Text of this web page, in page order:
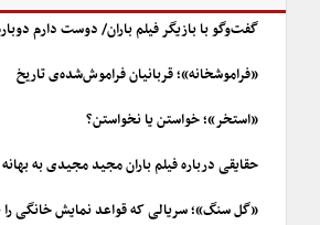
گفت‌وگو با بازیگر فیلم باران/ دوست دارم
«فراموشخانه»؛ قربانیان فراموش‌شده‌ی تاریخ
«استخر»؛ خواستن یا نخواستن؟
حقایقی درباره فیلم باران مجید مجیدی به
«گل سنگ»؛ سریالی که قواعد نمایش خانگی را